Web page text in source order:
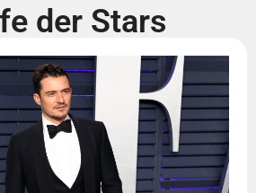
der Stars